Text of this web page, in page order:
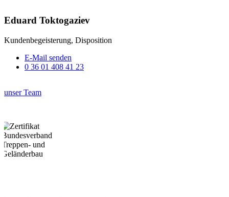
Eduard Toktogaziev
Kundenbegeisterung, Disposition
E-Mail senden
0 36 01 408 41 23
unser Team